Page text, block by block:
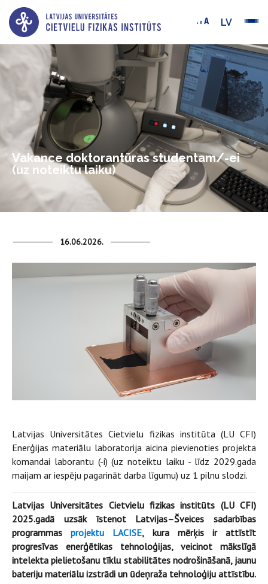
LV
Vakance doktorantūras studentam/-ei
(uz noteiktu laiku)
16.06.2026.
Latvijas Universitātes Cietvielu fizikas institūta (LU CFI)
Enerģijas materiālu laboratorija aicina pievienoties projekta
komandai laborantu (-i) (uz noteiktu laiku - līdz 2029.gada
maijam ar iespēju pagarināt darba līgumu) uz 1 pilnu slodzi.
Latvijas Universitātes Cietvielu fizikas institūts (LU CFI)
2025.gadā uzsāk īstenot Latvijas–Šveices sadarbības
programmasprojektu LACISE, kura mērķis ir attīstīt
progresīvas enerģētikas tehnoloģijas, veicinot mākslīgā
intelekta pielietošanu tīklu stabilitātes nodrošināšanā, jaunu
bateriju materiālu izstrādi un ūdeņraža tehnoloģiju attīstību.